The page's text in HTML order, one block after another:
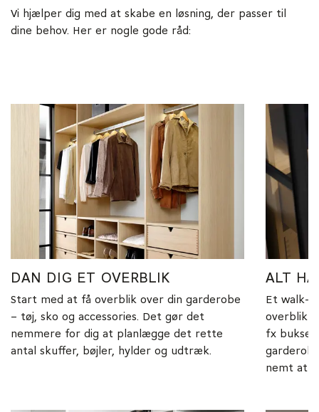
Vi hjælper dig med at skabe en løsning, der passer til
dine behov. Her er nogle gode råd:
DAN DIG ET OVERBLIK
Start med at få overblik over din garderobe
– tøj, sko og accessories. Det gør det
nemmere for dig at planlægge det rette
antal skuffer, bøjler, hylder og udtræk.
ALT
Et walk-
overblik
fx bukser
nemt at